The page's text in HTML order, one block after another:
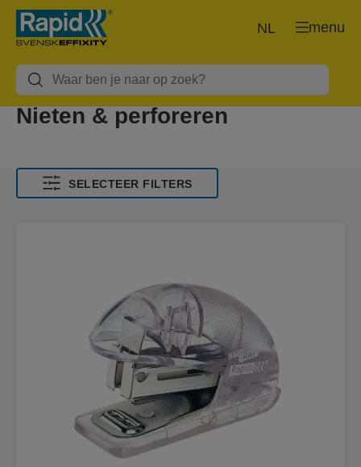
menu
NL
Nieten & perforeren
SELECTEER FILTERS